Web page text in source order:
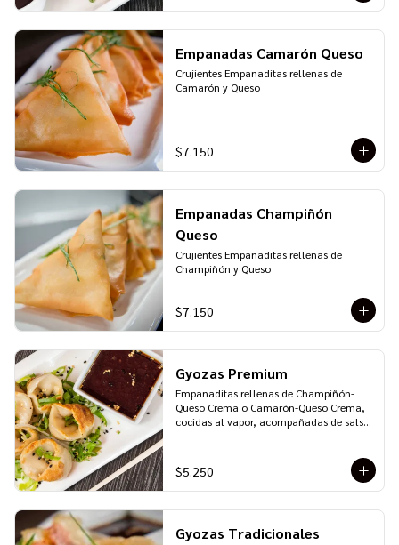
Empanadas Camarón Queso
Crujientes Empanaditas rellenas de
Camarón y Queso
$7.150
Empanadas Champiñón
Queso
Crujientes Empanaditas rellenas de
Champiñón y Queso
$7.150
Gyozas Premium
Empanaditas rellenas de Champiñón-
Queso Crema o Camarón-Queso Crema,
cocidas al vapor, acompañadas de salsa
$5.250
Gyozas Tradicionales